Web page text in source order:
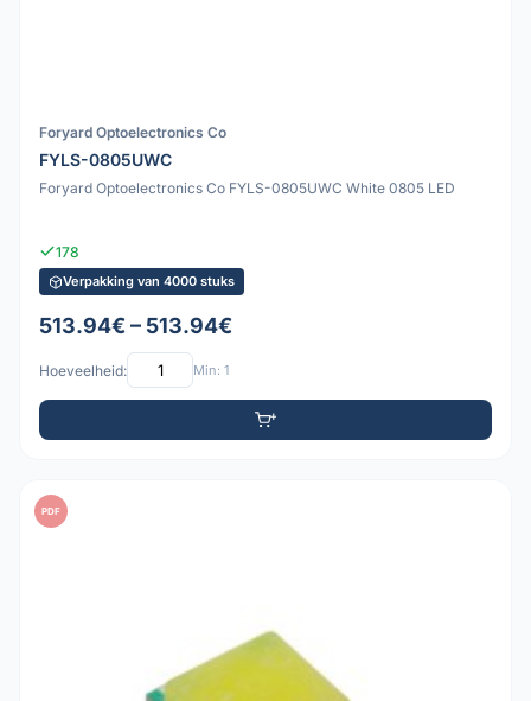
Foryard Optoelectronics Co
FYLS-0805UWC
Foryard Optoelectronics Co FYLS-0805UWC White 0805 LED
178
Verpakking van 4000 stuks
513.94€ – 513.94€
Hoeveelheid: Min: 1
PDF